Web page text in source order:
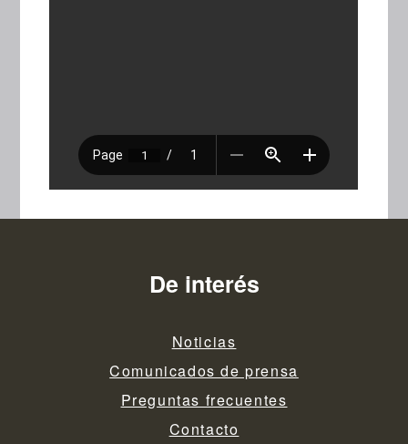
De interés
Noticias
Comunicados de prensa
Preguntas frecuentes
Contacto